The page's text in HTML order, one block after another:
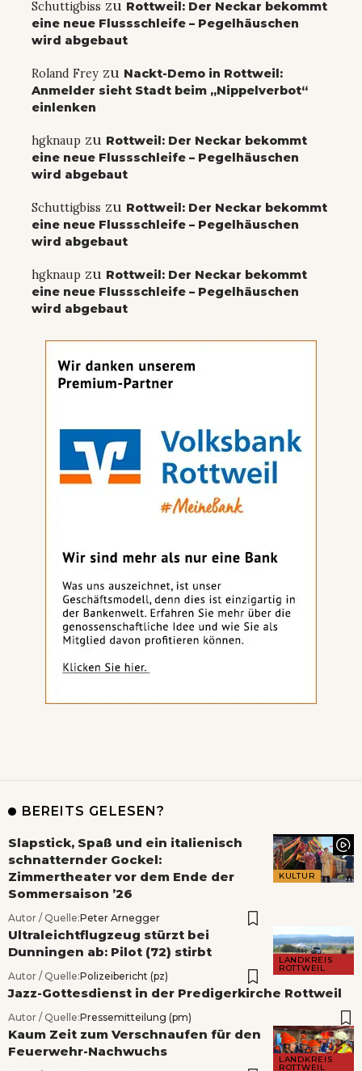
Schuttigbiss zu Rottweil: Der Neckar bekommt
eine neue Flussschleife – Pegelhäuschen
wird abgebaut
Roland Frey zu Nackt-Demo in Rottweil:
Anmelder sieht Stadt beim „Nippelverbot“
einlenken
hgknaup zu Rottweil: Der Neckar bekommt
eine neue Flussschleife – Pegelhäuschen
wird abgebaut
Schuttigbiss zu Rottweil: Der Neckar bekommt
eine neue Flussschleife – Pegelhäuschen
wird abgebaut
hgknaup zu Rottweil: Der Neckar bekommt
eine neue Flussschleife – Pegelhäuschen
wird abgebaut
BEREITS GELESEN?
KULTUR
Slapstick, Spaß und ein italienisch
schnatternder Gockel:
Zimmertheater vor dem Ende der
Sommersaison ’26
Autor / Quelle:Peter Arnegger
LANDKREIS
ROTTWEIL
Ultraleichtflugzeug stürzt bei
Dunningen ab: Pilot (72) stirbt
Autor / Quelle:Polizeibericht (pz)
Jazz-Gottesdienst in der Predigerkirche Rottweil
Autor / Quelle:Pressemitteilung (pm)
LANDKREIS
ROTTWEIL
Kaum Zeit zum Verschnaufen für den
Feuerwehr-Nachwuchs